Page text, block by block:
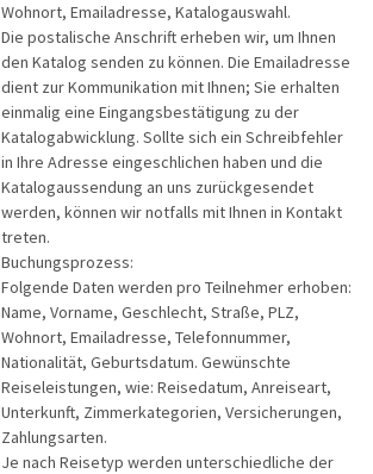
Wohnort, Emailadresse, Katalogauswahl.
Die postalische Anschrift erheben wir, um Ihnen
den Katalog senden zu können. Die Emailadresse
dient zur Kommunikation mit Ihnen; Sie erhalten
einmalig eine Eingangsbestätigung zu der
Katalogabwicklung. Sollte sich ein Schreibfehler
in Ihre Adresse eingeschlichen haben und die
Katalogaussendung an uns zurückgesendet
werden, können wir notfalls mit Ihnen in Kontakt
treten.
Buchungsprozess:
Folgende Daten werden pro Teilnehmer erhoben:
Name, Vorname, Geschlecht, Straße, PLZ,
Wohnort, Emailadresse, Telefonnummer,
Nationalität, Geburtsdatum. Gewünschte
Reiseleistungen, wie: Reisedatum, Anreiseart,
Unterkunft, Zimmerkategorien, Versicherungen,
Zahlungsarten.
Je nach Reisetyp werden unterschiedliche der